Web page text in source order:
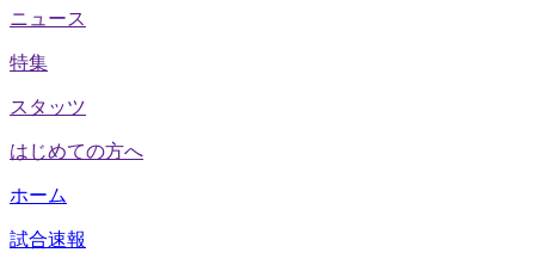
ニュース
特集
スタッツ
はじめての方へ
ホーム
試合速報